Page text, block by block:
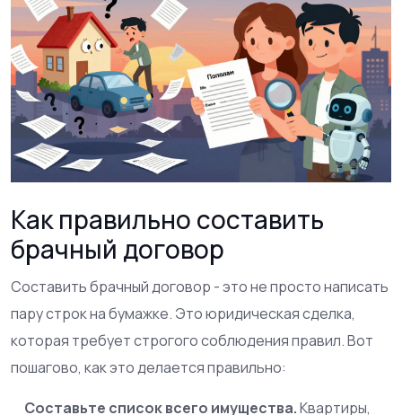
Как правильно составить
брачный договор
Составить брачный договор - это не просто написать
пару строк на бумажке. Это юридическая сделка,
которая требует строгого соблюдения правил. Вот
пошагово, как это делается правильно:
Составьте список всего имущества.Квартиры,